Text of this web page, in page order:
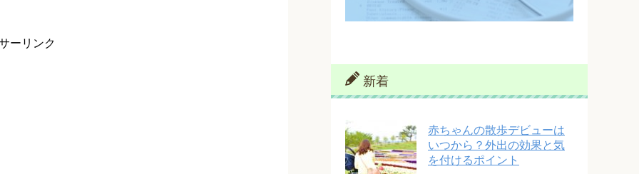
ーリンク
新着
赤ちゃんの散歩デビューは
いつから？外出の効果と気
を付けるポイント